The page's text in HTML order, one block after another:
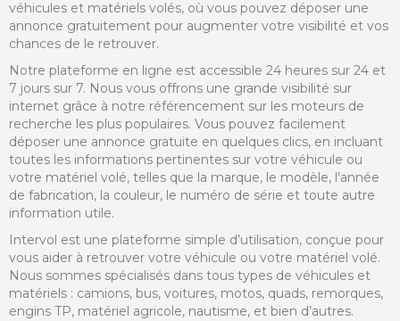
véhicules et matériels volés, où vous pouvez déposer une
annonce gratuitement pour augmenter votre visibilité et vos
chances de le retrouver.
Notre plateforme en ligne est accessible 24 heures sur 24 et
7 jours sur 7. Nous vous offrons une grande visibilité sur
internet grâce à notre référencement sur les moteurs de
recherche les plus populaires. Vous pouvez facilement
déposer une annonce gratuite en quelques clics, en incluant
toutes les informations pertinentes sur votre véhicule ou
votre matériel volé, telles que la marque, le modèle, l’année
de fabrication, la couleur, le numéro de série et toute autre
information utile.
Intervol est une plateforme simple d’utilisation, conçue pour
vous aider à retrouver votre véhicule ou votre matériel volé.
Nous sommes spécialisés dans tous types de véhicules et
matériels : camions, bus, voitures, motos, quads, remorques,
engins TP, matériel agricole, nautisme, et bien d’autres.